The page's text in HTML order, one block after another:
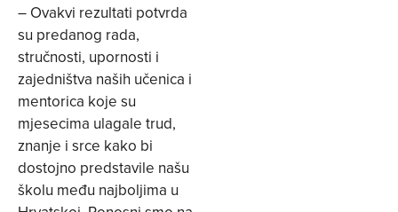
– Ovakvi rezultati potvrda
su predanog rada,
stručnosti, upornosti i
zajedništva naših učenica i
mentorica koje su
mjesecima ulagale trud,
znanje i srce kako bi
dostojno predstavile našu
školu među najboljima u